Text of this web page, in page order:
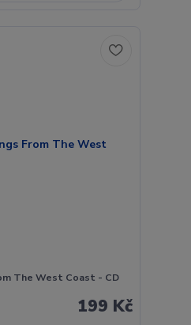
The West Coast - CD
199 Kč